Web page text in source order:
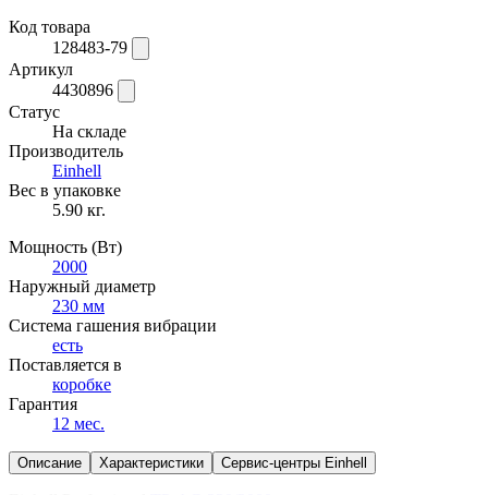
Код товара
128483-79
Артикул
4430896
Статус
На складе
Производитель
Einhell
Вес в упаковке
5.90 кг.
Мощность (Вт)
2000
Наружный диаметр
230 мм
Система гашения вибрации
есть
Поставляется в
коробке
Гарантия
12 мес.
Описание Характеристики Сервис-центры Einhell